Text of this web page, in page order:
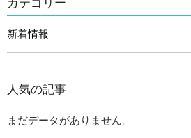
カテゴリー
新着情報
人気の記事
まだデータがありません。